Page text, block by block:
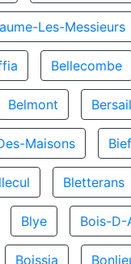
Les-Messieurs
Bellecombe
Belmont
Maisons
Bletterans
Blye Bois-D-
Boissia